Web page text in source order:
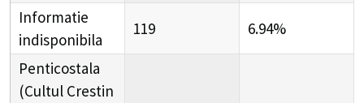
Informatie
indisponibila
119 6.94%
Penticostala
(Cultul Crestin